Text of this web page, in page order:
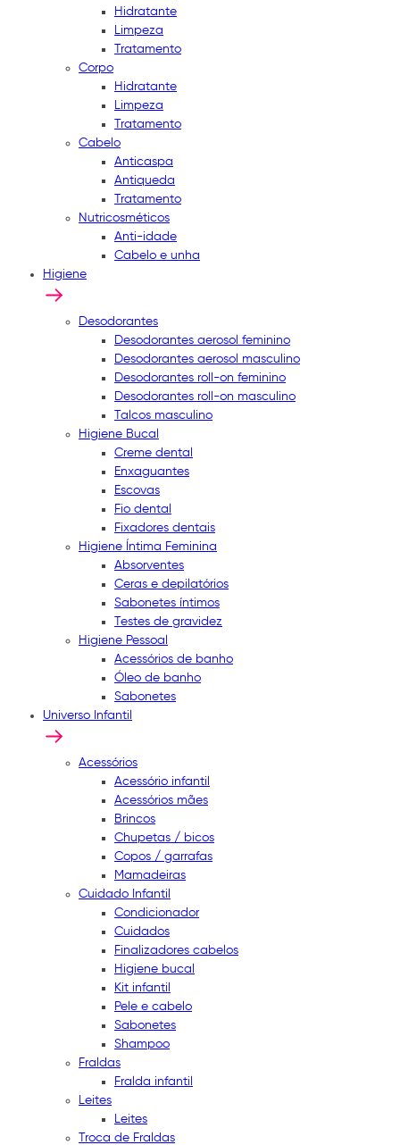
Hidratante
Limpeza
Tratamento
Corpo
Hidratante
Limpeza
Tratamento
Cabelo
Anticaspa
Antiqueda
Tratamento
Nutricosméticos
Anti-idade
Cabelo e unha
Higiene
Desodorantes
Desodorantes aerosol feminino
Desodorantes aerosol masculino
Desodorantes roll-on feminino
Desodorantes roll-on masculino
Talcos masculino
Higiene Bucal
Creme dental
Enxaguantes
Escovas
Fio dental
Fixadores dentais
Higiene Íntima Feminina
Absorventes
Ceras e depilatórios
Sabonetes íntimos
Testes de gravidez
Higiene Pessoal
Acessórios de banho
Óleo de banho
Sabonetes
Universo Infantil
Acessórios
Acessório infantil
Acessórios mães
Brincos
Chupetas / bicos
Copos / garrafas
Mamadeiras
Cuidado Infantil
Condicionador
Cuidados
Finalizadores cabelos
Higiene bucal
Kit infantil
Pele e cabelo
Sabonetes
Shampoo
Fraldas
Fralda infantil
Leites
Leites
Troca de Fraldas